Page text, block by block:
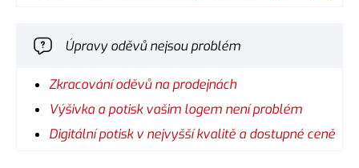
Úpravy oděvů nejsou problém
Zkracování oděvů na prodejnách
Výšivka a potisk vašim logem není problém
Digitální potisk v nejvyšší kvalitě a dostupné ceně